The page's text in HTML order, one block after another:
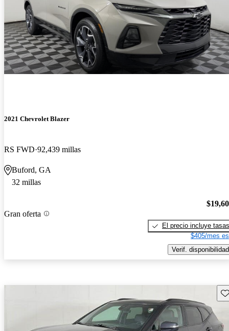
2021 Chevrolet Blazer
RS FWD 92,439 millas
Buford, GA
32 millas
Gran oferta
El precio incluye tasas
$405/mes
Verif. disponibilidad